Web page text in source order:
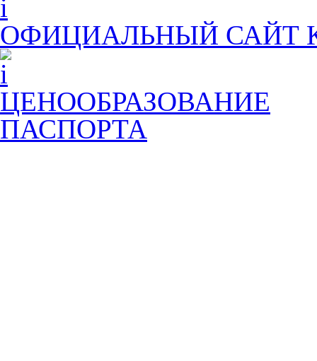
ОФИЦИАЛЬНЫЙ САЙТ
ЦЕНООБРАЗОВАНИЕ
ПАСПОРТА